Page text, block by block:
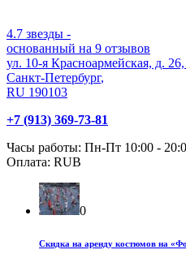
4.7 звезды -
основанный на 9 отзывов
ул. 10-я Красноармейская, д.
Санкт-Петербург,
RU 190103
+7 (913) 369-73-81
Часы работы: Пн-Пт 10:00 -
Оплата: RUB
0
Скидка на аренду костюмов на